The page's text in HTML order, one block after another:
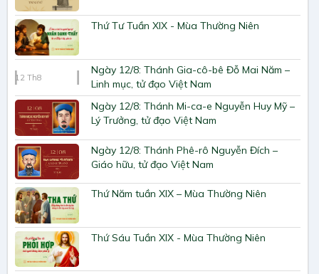
Thứ Tư Tuần XIX - Mùa Thường Niên
12 Th8
Ngày 12/8: Thánh Gia-cô-bê Đỗ Mai Năm –
Linh mục, tử đạo Việt Nam
Ngày 12/8: Thánh Mi-ca-e Nguyễn Huy Mỹ –
Lý Trưởng, tử đạo Việt Nam
Ngày 12/8: Thánh Phê-rô Nguyễn Đích –
Giáo hữu, tử đạo Việt Nam
Thứ Năm tuần XIX – Mùa Thường Niên
Thứ Sáu Tuần XIX - Mùa Thường Niên